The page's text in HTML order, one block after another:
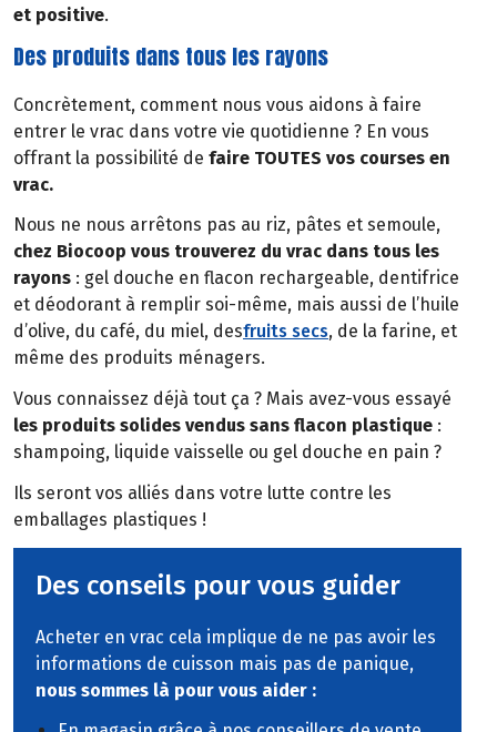
et positive.
Des produits dans tous les rayons
Concrètement, comment nous vous aidons à faire
entrer le vrac dans votre vie quotidienne ? En vous
offrant la possibilité de faire TOUTES vos courses en
vrac.
Nous ne nous arrêtons pas au riz, pâtes et semoule,
chez Biocoop vous trouverez du vrac dans tous les
rayons : gel douche en flacon rechargeable, dentifrice
et déodorant à remplir soi-même, mais aussi de l’huile
d’olive, du café, du miel, desfruits secs, de la farine, et
même des produits ménagers.
Vous connaissez déjà tout ça ? Mais avez-vous essayé
les produits solides vendus sans flacon plastique :
shampoing, liquide vaisselle ou gel douche en pain ?
Ils seront vos alliés dans votre lutte contre les
emballages plastiques !
Des conseils pour vous guider
Acheter en vrac cela implique de ne pas avoir les
informations de cuisson mais pas de panique,
nous sommes là pour vous aider :